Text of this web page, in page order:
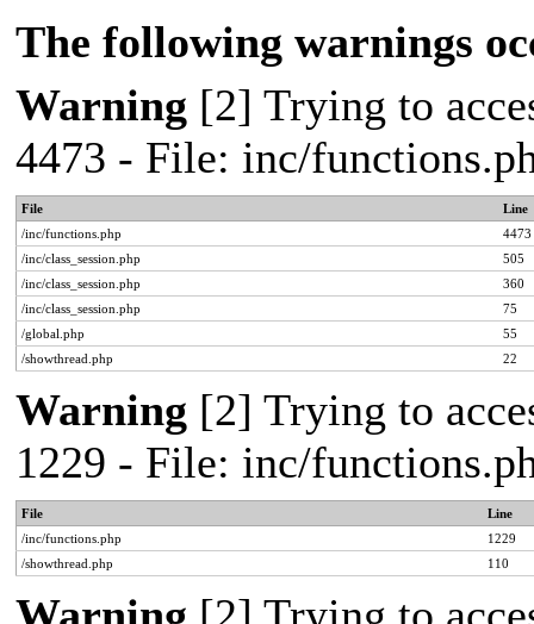
The following warnings
Warning [2] Trying to
4473 - File: inc/
File
Line
/inc/functions.php
4473
/inc/class_session.php
505
/inc/class_session.php
360
/inc/class_session.php
75
/global.php
55
/showthread.php
22
Warning [2] Trying to
1229 - File: inc/
File
Line
/inc/functions.php
1229
/showthread.php
110